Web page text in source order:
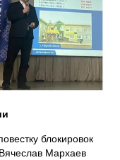
блокировок
Мархаев